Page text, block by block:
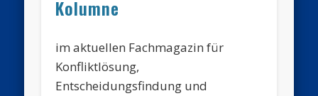
Kolumne
im aktuellen Fachmagazin für
Konfliktlösung,
Entscheidungsfindung und